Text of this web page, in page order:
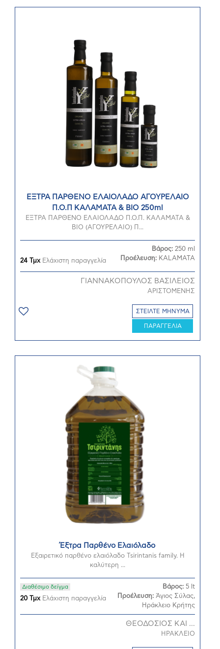
ΕΞΤΡΑ ΠΑΡΘΕΝΟ ΕΛΑΙΟΛΑΔΟ ΑΓΟΥΡΕΛΑΙΟ
Π.Ο.Π ΚΑΛΑΜΑΤΑ & ΒΙΟ 250ml
ΕΞΤΡΑ ΠΑΡΘΕΝΟ ΕΛΑΙΟΛΑΔΟ Π.Ο.Π. ΚΑΛΑΜΑΤΑ &
ΒΙΟ (ΑΓΟΥΡΕΛΑΙΟ) Π...
24 ΤμχΕλάχιστη παραγγελία
Βάρος: 250 ml
Προέλευση: KALAMATA
ΓΙΑΝΝΑΚΟΠΟΥΛΟΣ ΒΑΣΙΛΕΙΟΣ
ΑΡΙΣΤΟΜΕΝΗΣ
ΣΤΕΙΛΤΕ ΜΗΝΥΜΑ
ΠΑΡΑΓΓΕΛΙΑ
Έξτρα Παρθένο Ελαιόλαδο
Εξαιρετικό παρθένο ελαιόλαδο Tsirintanis family. Η
καλύτερη ...
Διαθέσιμο δείγμα
20 ΤμχΕλάχιστη παραγγελία
Βάρος: 5 lt
Προέλευση: Άγιος Σύλας,
Ηράκλειο Κρήτης
ΘΕΟΔΟΣΙΟΣ ΚΑΙ ...
ΗΡΑΚΛΕΙΟ